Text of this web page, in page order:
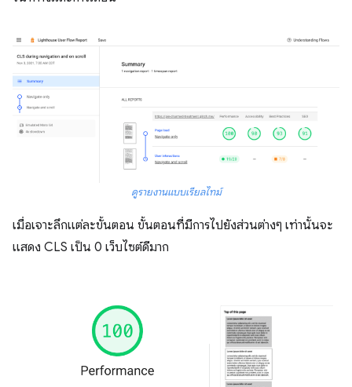
ดูรายงานแบบเรียลไทม์
เมื่อเจาะลึกแต่ละขั้นตอน ขั้นตอนที่มีการไปยังส่วนต่างๆ เท่านั้นจะ
แสดง CLS เป็น 0 เว็บไซต์ดีมาก